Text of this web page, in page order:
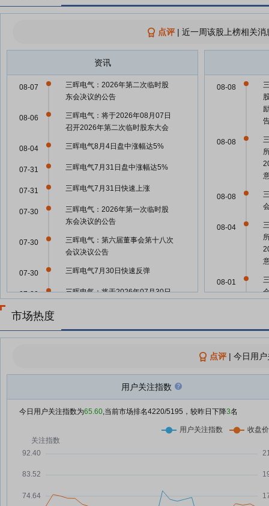
点评| 近一周该股上榜相关
资讯
三晖电气：2026年第二次临时股
东会决议的公告
08-07
三晖电气：将于2026年08月07日
召开2026年第二次临时股东大会
08-06
三晖电气8月4日盘中涨幅达5%
08-04
三晖电气7月31日盘中涨幅达5%
07-31
三晖电气7月31日快速上涨
07-31
三晖电气：2026年第一次临时股
东会决议的公告
07-30
三晖电气：第六届董事会第十八次
会议决议公告
07-30
三晖电气7月30日快速反弹
07-30
三晖电气：将于2026年07月30日
07-29
三晖电气7月21日打开跌停
三晖电气7月21日盘中跌停
07-21
07-21
07-20
虚拟电厂概念异动拉升 三晖电气
08-08
08-08
08-08
08-04
08-01
07-31
市场热度
点评| 今日用
用户关注指数
今日用户关注指数为65.60,当前市场排名4220/5195，较昨日下降3名